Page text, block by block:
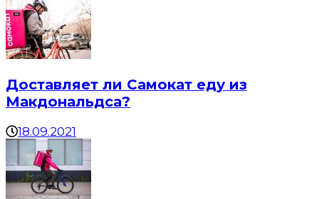
Доставляет ли Самокат еду из
Макдональдса?
18.09.2021